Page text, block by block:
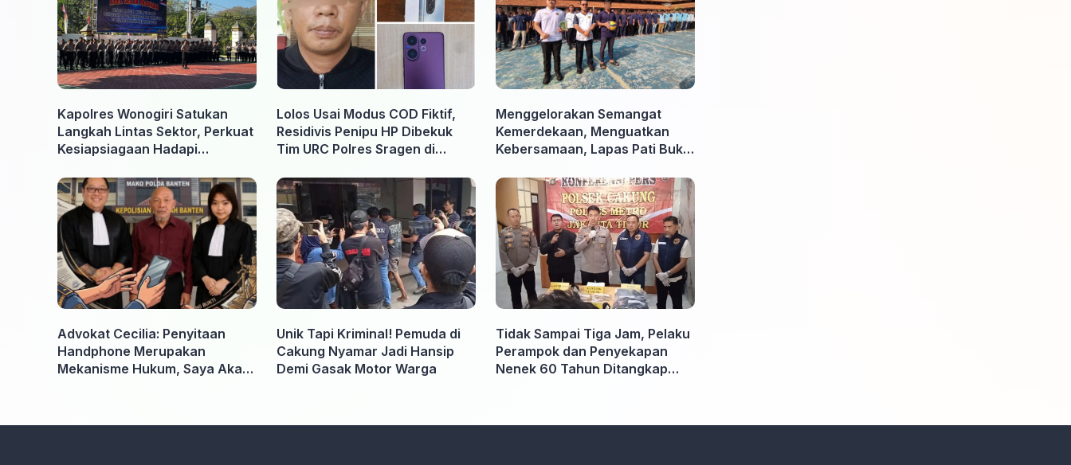
Kapolres Wonogiri Satukan
Langkah Lintas Sektor, Perkuat
Kesiapsiagaan Hadapi
Lolos Usai Modus COD Fiktif,
Residivis Penipu HP Dibekuk
Tim URC Polres Sragen di
Menggelorakan Semangat
Kemerdekaan, Menguatkan
Kebersamaan, Lapas Pati Buka
Warga Binaan Antusias Ikuti
Berbagai Perlombaan
Advokat Cecilia: Penyitaan
Handphone Merupakan
Mekanisme Hukum, Saya Akan
Unik Tapi Kriminal! Pemuda di
Cakung Nyamar Jadi Hansip
Demi Gasak Motor Warga
Tidak Sampai Tiga Jam, Pelaku
Perampok dan Penyekapan
Nenek 60 Tahun Ditangkap